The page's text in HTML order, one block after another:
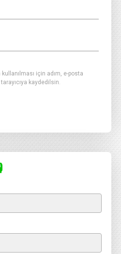
için adım, e-posta
kaydedilsin.